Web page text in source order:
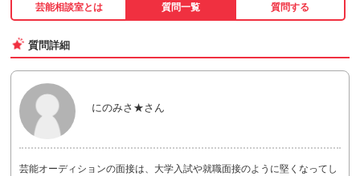
芸能相談室とは 質問一覧 質問する
質問詳細
にのみさ★さん
芸能オーディションの面接は、大学入試や就職面接のように堅くなってし